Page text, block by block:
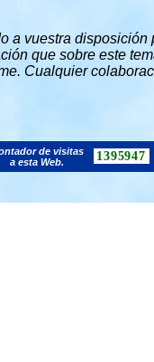
a vuestra disposición
que sobre este
Cualquier
de visitas
a esta Web.
1395947